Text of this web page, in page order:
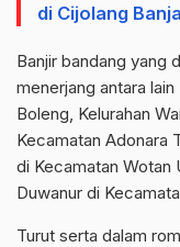
di Cijolang
Banjir bandang yang
menerjang antara
Boleng, Kelurahan
Kecamatan Adonara
di Kecamatan Wotan
Duwanur di
Turut serta dalam